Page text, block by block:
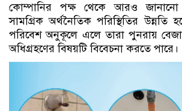
কোম্পানির পক্ষ থেকে আরও জানানো
সামগ্রিক অর্থনৈতিক পরিস্থিতির উন্নতি
পরিবেশ অনুকূলে এলে তারা পুনরায়
অধিগ্রহণের বিষয়টি বিবেচনা করতে পারে।